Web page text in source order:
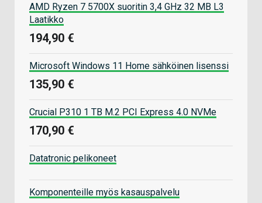
AMD Ryzen 7 5700X suoritin 3,4 GHz 32 MB L3
Laatikko
194,90 €
Microsoft Windows 11 Home sähköinen lisenssi
135,90 €
Crucial P310 1 TB M.2 PCI Express 4.0 NVMe
170,90 €
Datatronic pelikoneet
Komponenteille myös kasauspalvelu